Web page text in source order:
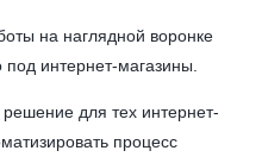
на наглядной воронке
под интернет-магазины.
для тех интернет-
процесс